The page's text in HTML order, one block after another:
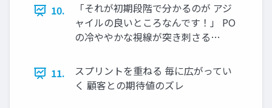
10.
「それが初期段階で分かるのが アジ
ャイルの良いところなんです！」 PO
の冷ややかな視線が突き刺さる…
11.
スプリントを重ねる 毎に広がってい
く 顧客との期待値のズレ